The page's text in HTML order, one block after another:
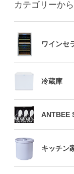
カテゴリーか
ワインセ
冷蔵庫
ANTBEE
キッチン